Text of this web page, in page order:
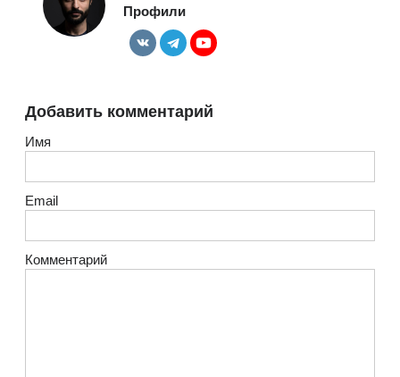
Профили
Добавить комментарий
Имя
Email
Комментарий